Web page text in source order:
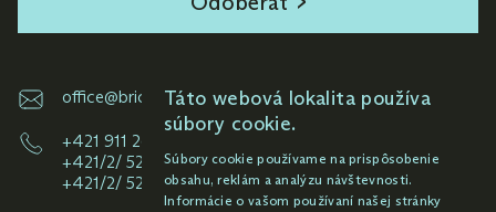
office@brichta.sk
+421 911 261 145
+421/2/ 52 92 33 49
+421/2/ 52 92 38 59
Táto webová lokalita používa
súbory cookie.
Súbory cookie používame na prispôsobenie
obsahu, reklám a analýzu návštevnosti.
Informácie o vašom používaní našej stránky